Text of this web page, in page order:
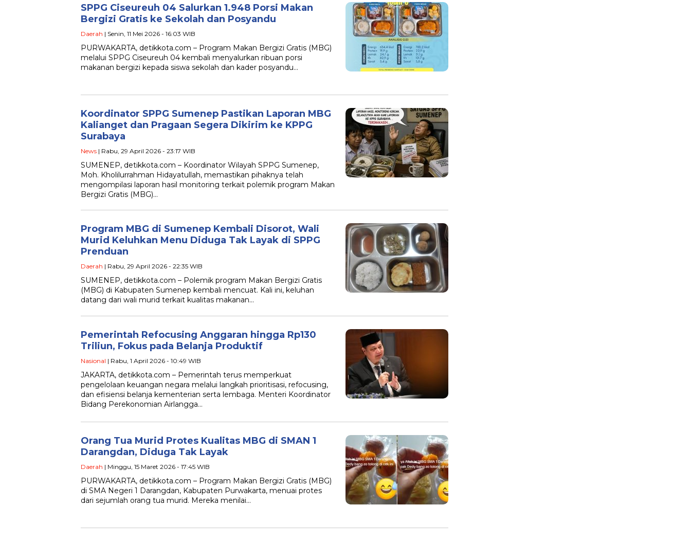
SPPG Ciseureuh 04 Salurkan 1.948 Porsi Makan
Bergizi Gratis ke Sekolah dan Posyandu
Daerah | Senin, 11 Mei 2026 - 16:03 WIB
PURWAKARTA, detikkota.com – Program Makan Bergizi Gratis (MBG)
melalui SPPG Ciseureuh 04 kembali menyalurkan ribuan porsi
makanan bergizi kepada siswa sekolah dan kader posyandu…
Koordinator SPPG Sumenep Pastikan Laporan MBG
Kalianget dan Pragaan Segera Dikirim ke KPPG
Surabaya
News | Rabu, 29 April 2026 - 23:17 WIB
SUMENEP, detikkota.com – Koordinator Wilayah SPPG Sumenep,
Moh. Kholilurrahman Hidayatullah, memastikan pihaknya telah
mengompilasi laporan hasil monitoring terkait polemik program Makan
Bergizi Gratis (MBG)…
Program MBG di Sumenep Kembali Disorot, Wali
Murid Keluhkan Menu Diduga Tak Layak di SPPG
Prenduan
Daerah | Rabu, 29 April 2026 - 22:35 WIB
SUMENEP, detikkota.com – Polemik program Makan Bergizi Gratis
(MBG) di Kabupaten Sumenep kembali mencuat. Kali ini, keluhan
datang dari wali murid terkait kualitas makanan…
Pemerintah Refocusing Anggaran hingga Rp130
Triliun, Fokus pada Belanja Produktif
Nasional | Rabu, 1 April 2026 - 10:49 WIB
JAKARTA, detikkota.com – Pemerintah terus memperkuat
pengelolaan keuangan negara melalui langkah prioritisasi, refocusing,
dan efisiensi belanja kementerian serta lembaga. Menteri Koordinator
Bidang Perekonomian Airlangga…
Orang Tua Murid Protes Kualitas MBG di SMAN 1
Darangdan, Diduga Tak Layak
Daerah | Minggu, 15 Maret 2026 - 17:45 WIB
PURWAKARTA, detikkota.com – Program Makan Bergizi Gratis (MBG)
di SMA Negeri 1 Darangdan, Kabupaten Purwakarta, menuai protes
dari sejumlah orang tua murid. Mereka menilai…